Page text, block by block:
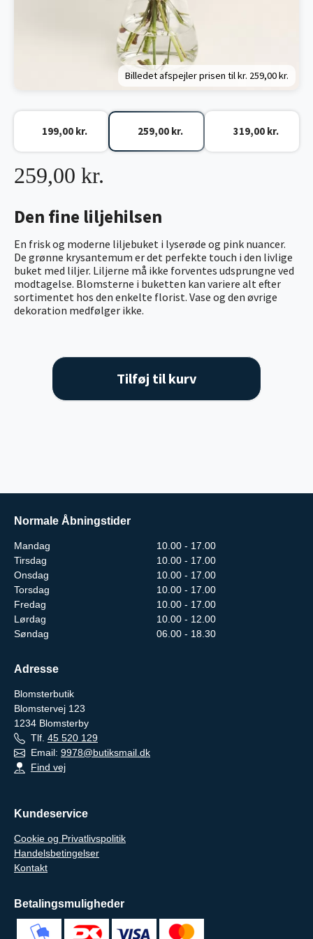
Billedet afspejler prisen til kr. 259,00 kr.
Den fine liljehilsen
En frisk og moderne liljebuket i lyserøde og pink nuancer.
De grønne krysantemum er det perfekte touch i den livlige
buket med liljer. Liljerne må ikke forventes udsprungne ved
modtagelse. Blomsterne i buketten kan variere alt efter
sortimentet hos den enkelte florist. Vase og den øvrige
dekoration medfølger ikke.
259,00 kr.
199,00 kr. 259,00 kr. 319,00 kr.
Tilføj til kurv
Normale Åbningstider
Mandag
10.00 - 17.00
Tirsdag
10.00 - 17.00
Onsdag
10.00 - 17.00
Torsdag
10.00 - 17.00
Fredag
10.00 - 17.00
Lørdag
10.00 - 12.00
Søndag
06.00 - 18.30
Adresse
Blomsterbutik
Blomstervej 123
1234 Blomsterby
Tlf. 45 520 129
Email: 9978@butiksmail.dk
Find vej
Kundeservice
Cookie og Privatlivspolitik
Handelsbetingelser
Kontakt
Betalingsmuligheder